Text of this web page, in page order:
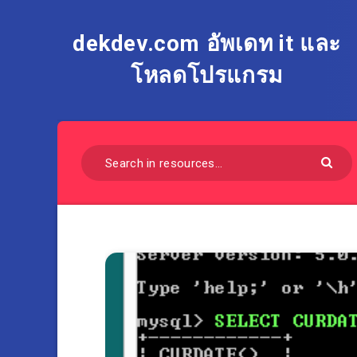
dekdev.com อัพเดท it และ
โหลดโปรแกรม